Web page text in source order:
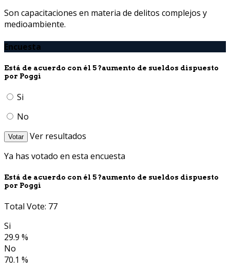
Son capacitaciones en materia de delitos complejos y
medioambiente.
Encuesta
Está de acuerdo con él 5 ?aumento de sueldos dispuesto
por Poggi
Si
No
Votar
Ver resultados
Ya has votado en esta encuesta
Está de acuerdo con él 5 ?aumento de sueldos dispuesto
por Poggi
Total Vote: 77
Si
29.9 %
No
70.1 %